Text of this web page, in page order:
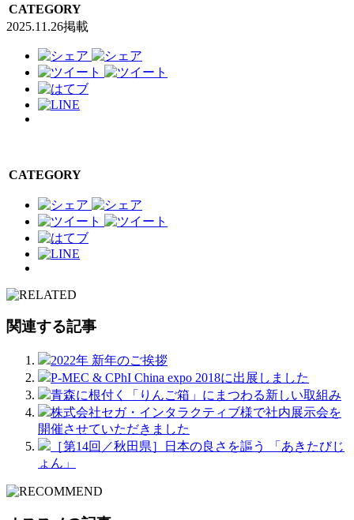
CATEGORY
2025.11.26掲載
CATEGORY
関連する記事
2022年 新年のご挨拶
P-MEC & CPhI China expo 2018に出展しました
青森に根付く「りんご箱」にまつわる新しい取組み
株式会社セガ・インタラクティブ様で社内展示会を
開催させていただきました
［第14回／秋田県］日本の良さを謳う 「あきたびじ
ょん」